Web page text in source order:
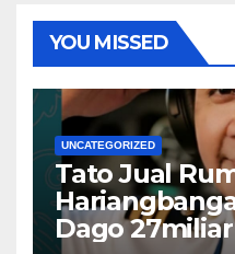
YOU MISSED
UNCATEGORIZED
Tato Jual
Dago 27miliar